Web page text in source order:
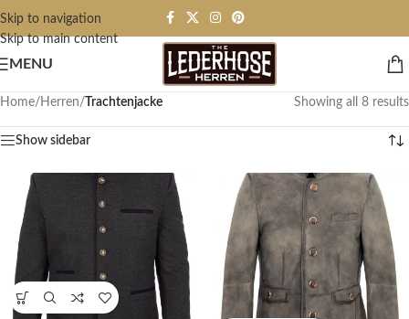
Skip to navigation
Skip to main content
MENU
Home/ Herren/ Trachtenjacke Showing all 8 results
Show sidebar